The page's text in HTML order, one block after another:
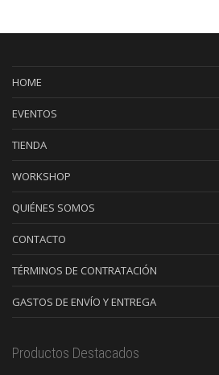
HOME
EVENTOS
TIENDA
WORKSHOP
QUIÉNES SOMOS
CONTACTO
TÉRMINOS DE CONTRATACIÓN
GASTOS DE ENVÍO Y ENTREGA
Productos Destacados